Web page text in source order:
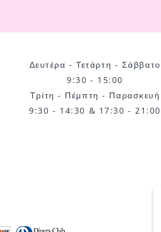
Δευτέρα - Τετάρτη - Σάββατο
9:30 - 15:00
Τρίτη - Πέμπτη - Παρασκευή
9:30 - 14:30 & 17:30 - 21:00